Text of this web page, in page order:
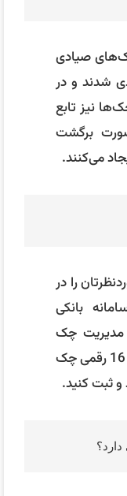
کنون چک‌های صیادی
شدند و در
نیز تابع
برگشت
می‌کنند.
را در
بانکی
مدیریت چک
اطلاعات شخص ثالص و شناسه 16 رقمی چک
و ثبت کنید.